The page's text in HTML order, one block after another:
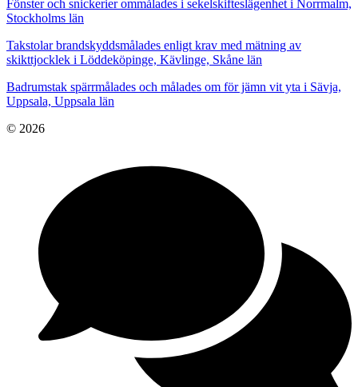
Fönster och snickerier ommålades i sekelskifteslägenhet i Norrmalm,
Stockholms län
Takstolar brandskyddsmålades enligt krav med mätning av
skikttjocklek i Löddeköpinge, Kävlinge, Skåne län
Badrumstak spärrmålades och målades om för jämn vit yta i Sävja,
Uppsala, Uppsala län
© 2026